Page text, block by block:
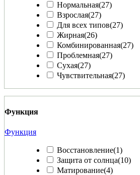
Нормальная(27)
Взрослая(27)
Для всех типов(27)
Жирная(26)
Комбинированная(27)
Проблемная(27)
Сухая(27)
Чувствительная(27)
Функция
Функция
Восстановление(1)
Защита от солнца(10)
Матирование(4)